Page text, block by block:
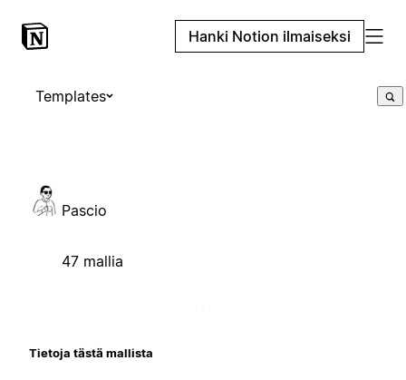
Hanki Notion ilmaiseksi
Templates
Pascio
47 mallia
Tietoja tästä mallista